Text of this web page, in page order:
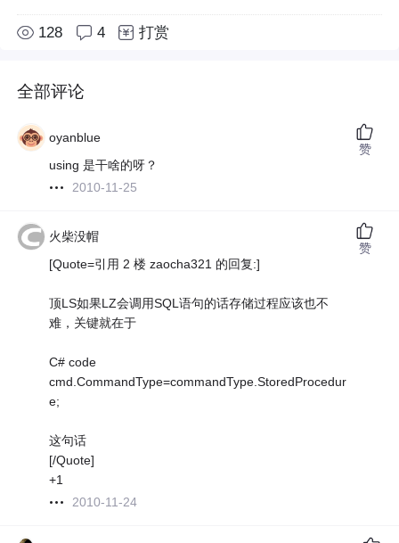
128 4 打赏
全部评论
oyanblue
using 是干啥的呀？
2010-11-25
赞
火柴没帽
[Quote=引用 2 楼 zaocha321 的回复:]
顶LS如果LZ会调用SQL语句的话存储过程应该也不
难，关键就在于
C# code
cmd.CommandType=commandType.StoredProcedur
e;
这句话
[/Quote]
+1
2010-11-24
赞